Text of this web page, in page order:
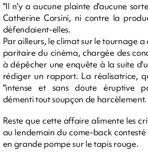
"Il n'y a aucune plainte d'aucune
Catherine Corsini, ni contre la
défendaient-elles.
Par ailleurs, le climat sur le tournage
paritaire du cinéma, chargée des
à dépêcher une enquête à la suite
rédiger un rapport. La réalisatrice,
"intense et sans doute éruptive
démenti tout soupçon de harcèlement.
Reste que cette affaire alimente les
au lendemain du come-back
en grande pompe sur le tapis rouge.